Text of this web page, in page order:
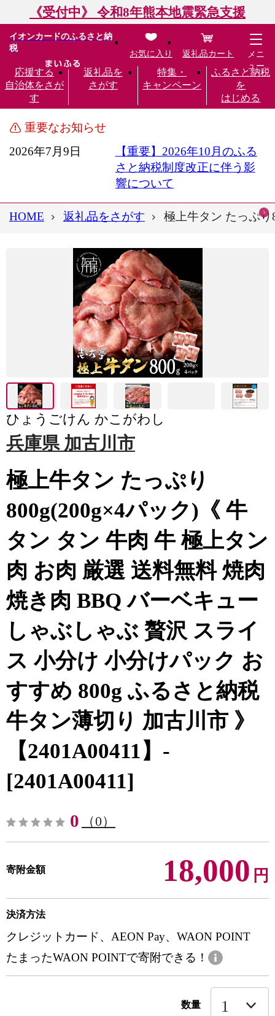
《受付中》 令和8年熊本地震緊急支援
イオンカードのふるさと納
税
応援する
自治体をさが
す
返礼品を
さがす
特集・
キャンペーン
ふるさと納税
を
はじめる
お気に入り 返礼品カート
メニ
ュー
重要なお知らせ
2026年7月9日
【重要】2026年10月のふる
さと納税制度改正に伴う影
響について
HOME 返礼品をさがす 極上牛タン たっぷ
ひょうごけん かこがわし
兵庫県 加古川市
極上牛タン たっぷり
800g(200g×4パック)《 牛
タン タン 牛肉 牛 極上タン
肉 お肉 厳選 送料無料 焼肉
焼き肉 BBQ バーベキュー
しゃぶしゃぶ 贅沢 スライ
ス 小分け 小分けパック お
すすめ 800g ふるさと納税
牛タン薄切り 加古川市 》
【2401A00411】-
[2401A00411]
0 （0）
寄附金額 18,000 円
決済方法
クレジットカード、AEON Pay、WAON POINT
たまったWAON POINTで寄附できる！
数量